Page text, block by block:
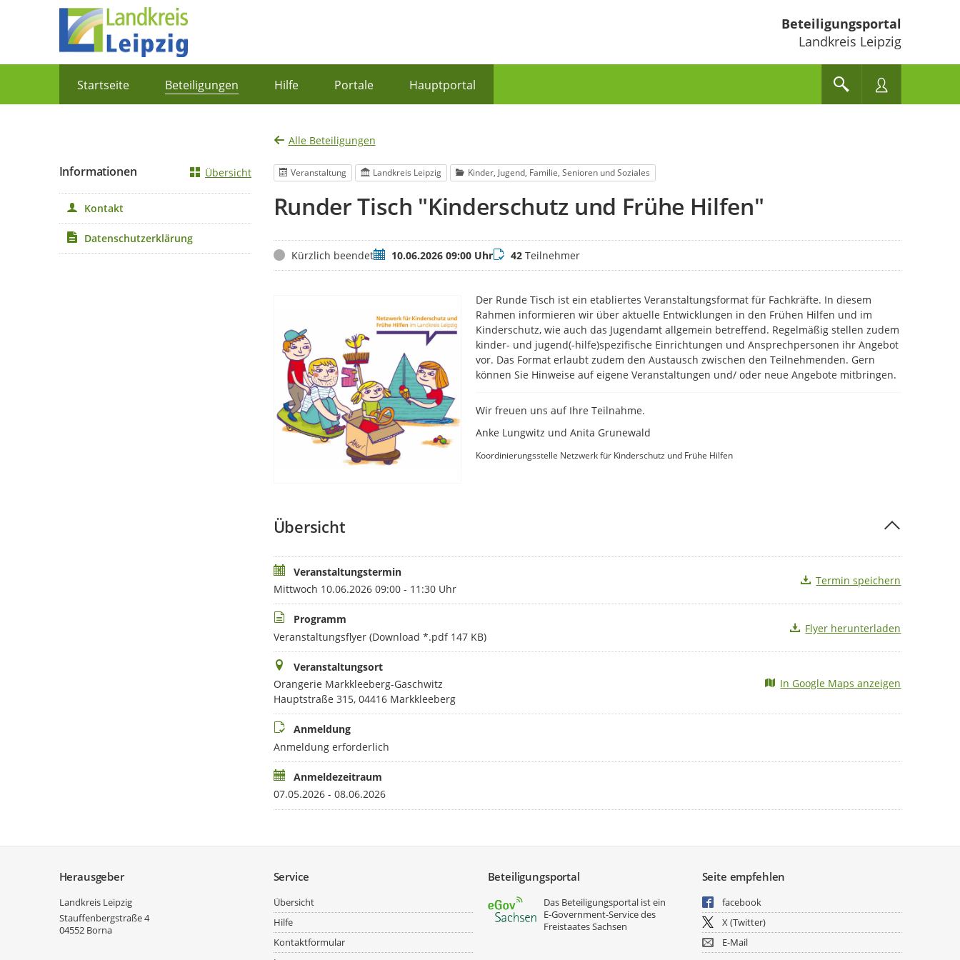
Beteiligungsportal
Landkreis Leipzig
Startseite Beteiligungen Hilfe Portale Hauptportal
Alle Beteiligungen
Veranstaltung Landkreis Leipzig Kinder, Jugend, Familie, Senioren und Soziales
Runder Tisch "Kinderschutz und Frühe Hilfen"
StatusKürzlich beendetTermin10.06.2026 09:00 UhrTeilnehmer
42Teilnehmer
Der Runde Tisch ist ein etabliertes Veranstaltungsformat für Fachkräfte. In diesem
Rahmen informieren wir über aktuelle Entwicklungen in den Frühen Hilfen und im
Kinderschutz, wie auch das Jugendamt allgemein betreffend. Regelmäßig stellen zudem
kinder- und jugend(-hilfe)spezifische Einrichtungen und Ansprechpersonen ihr Angebot
vor. Das Format erlaubt zudem den Austausch zwischen den Teilnehmenden. Gern
können Sie Hinweise auf eigene Veranstaltungen und/ oder neue Angebote mitbringen.
Wir freuen uns auf Ihre Teilnahme.
Anke Lungwitz und Anita Grunewald
Koordinierungsstelle Netzwerk für Kinderschutz und Frühe Hilfen
Übersicht
Veranstaltungstermin
Mittwoch 10.06.2026 09:00 - 11:30 Uhr
Termin speichern
Programm
Veranstaltungsflyer (Download *.pdf 147 KB)
Flyer herunterladen
Veranstaltungsort
Orangerie Markkleeberg-Gaschwitz
Hauptstraße 315, 04416 Markkleeberg
In Google Maps anzeigen
Anmeldung
Anmeldung erforderlich
Anmeldezeitraum
07.05.2026 - 08.06.2026
Informationen Übersicht
Kontakt
Datenschutzerklärung
Herausgeber
Landkreis Leipzig
Stauffenbergstraße 4
04552 Borna
Service
Übersicht
Hilfe
Kontaktformular
Beteiligungsportal
Das Beteiligungsportal ist ein
E‑Government-Service des
Freistaates Sachsen
Seite empfehlen
facebook
X (Twitter)
E-Mail